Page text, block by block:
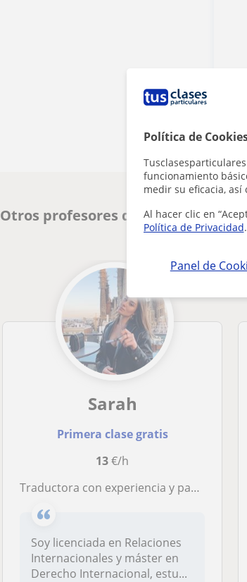
Política de
funcionamiento
medir su eficacia,
Al hacer clic en
Política de Privacidad.
Panel de
Otros profesores de Italiano en
Sarah
Primera clase gratis
13€/h
Traductora con experiencia y pasión de italiano y español y viceversa
Soy licenciada en Relaciones
Internacionales y máster en
Derecho Internacional, estu...